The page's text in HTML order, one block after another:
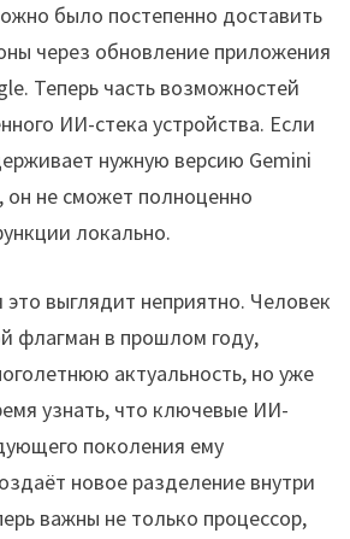
было постепенно доставить
через обновление приложения
Теперь часть возможностей
ИИ-стека устройства. Если
нужную версию Gemini
он не сможет полноценно
локально.
выглядит неприятно. Человек
флагман в прошлом году,
актуальность, но уже
узнать, что ключевые ИИ-
поколения ему
новое разделение внутри
важны не только процессор,